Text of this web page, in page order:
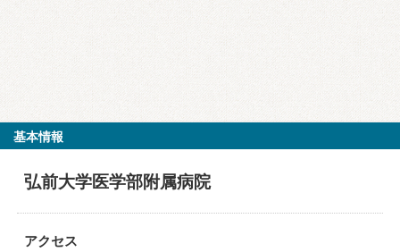
基本情報
弘前大学医学部附属病院
アクセス